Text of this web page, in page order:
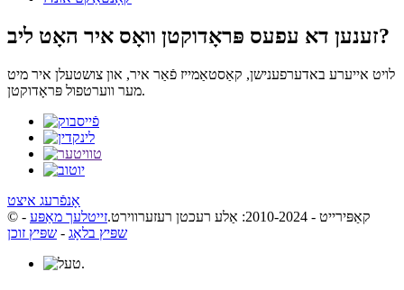
זענען דא עפעס פּראָדוקטן וואָס איר האָט ליב?
לויט אייערע באדערפענישן, קאַסטאַמייז פֿאַר איר, און צושטעלן איר מיט
מער ווערטפול פּראָדוקטן.
אָנפֿרעג איצט
© קאַפּירייט - 2010-2024: אַלע רעכטן רעזערווירט.
זייטלעך מאַפּע -
שפּיץ בלאָג - שפּיץ זוכן